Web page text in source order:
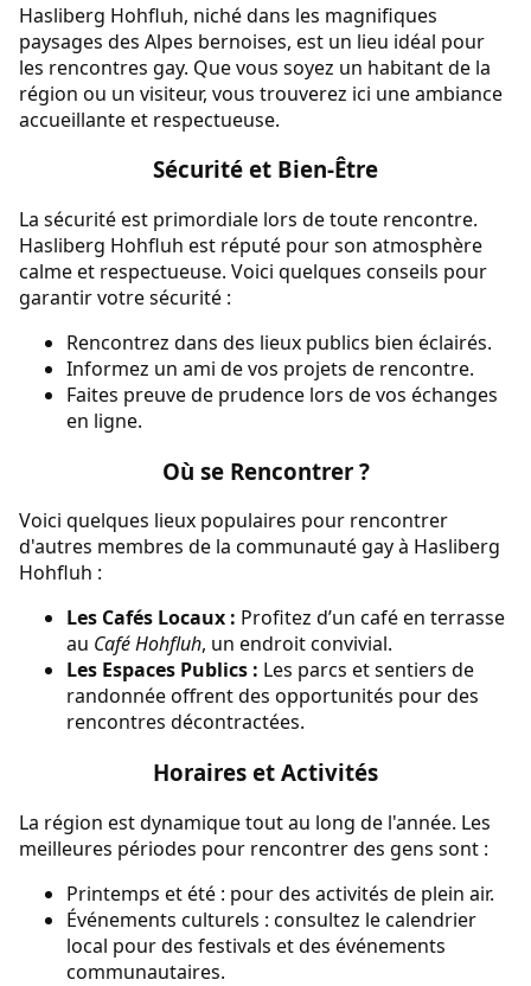
Hasliberg Hohfluh, niché dans les magnifiques
paysages des Alpes bernoises, est un lieu idéal pour
les rencontres gay. Que vous soyez un habitant de la
région ou un visiteur, vous trouverez ici une ambiance
accueillante et respectueuse.
Sécurité et Bien-Être
La sécurité est primordiale lors de toute rencontre.
Hasliberg Hohfluh est réputé pour son atmosphère
calme et respectueuse. Voici quelques conseils pour
garantir votre sécurité :
Rencontrez dans des lieux publics bien éclairés.
Informez un ami de vos projets de rencontre.
Faites preuve de prudence lors de vos échanges
en ligne.
Où se Rencontrer ?
Voici quelques lieux populaires pour rencontrer
d'autres membres de la communauté gay à Hasliberg
Hohfluh :
Les Cafés Locaux : Profitez d’un café en terrasse
au Café Hohfluh, un endroit convivial.
Les Espaces Publics : Les parcs et sentiers de
randonnée offrent des opportunités pour des
rencontres décontractées.
Horaires et Activités
La région est dynamique tout au long de l'année. Les
meilleures périodes pour rencontrer des gens sont :
Printemps et été : pour des activités de plein air.
Événements culturels : consultez le calendrier
local pour des festivals et des événements
communautaires.